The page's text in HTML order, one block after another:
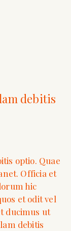
debitis
optio. Quae
Officia et
hic
et odit vel
ducimus ut
debitis